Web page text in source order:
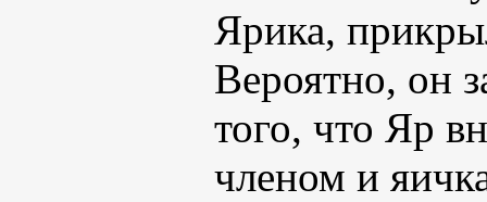
Ярика,
Вероятно, он
того, что Яр
членом и